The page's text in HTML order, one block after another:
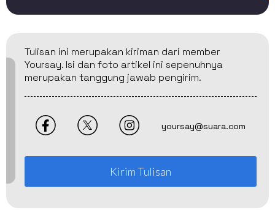
Tulisan ini merupakan kiriman dari member
Yoursay. Isi dan foto artikel ini sepenuhnya
merupakan tanggung jawab pengirim.
yoursay@suara.com
Kirim Tulisan